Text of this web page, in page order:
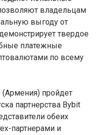
владельцам
выгоду от
твердое
платежные
по всему
(Армения) пройдет
партнерства Bybit
обеих
партнерами и